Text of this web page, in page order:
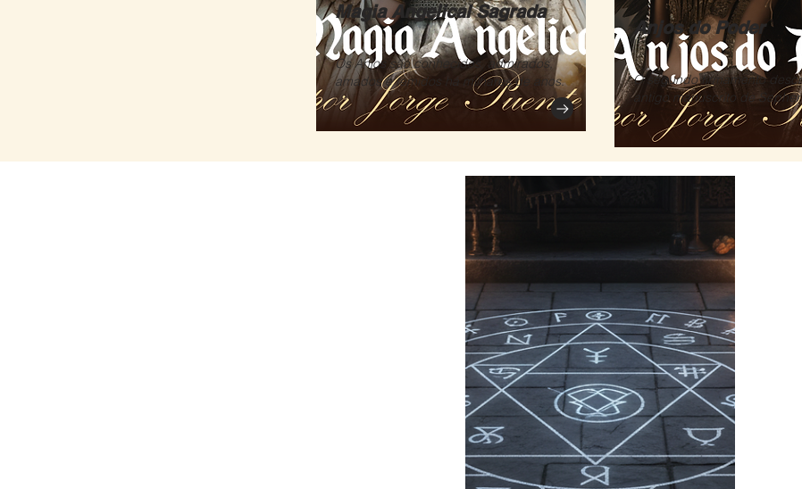
Magia Angelical Sagrada
Os Anjos são conhecidos, admirados,
amados e temidos há milhares de anos.
Anjos do Poder
O segundo firmamento
antigo manuscrito de